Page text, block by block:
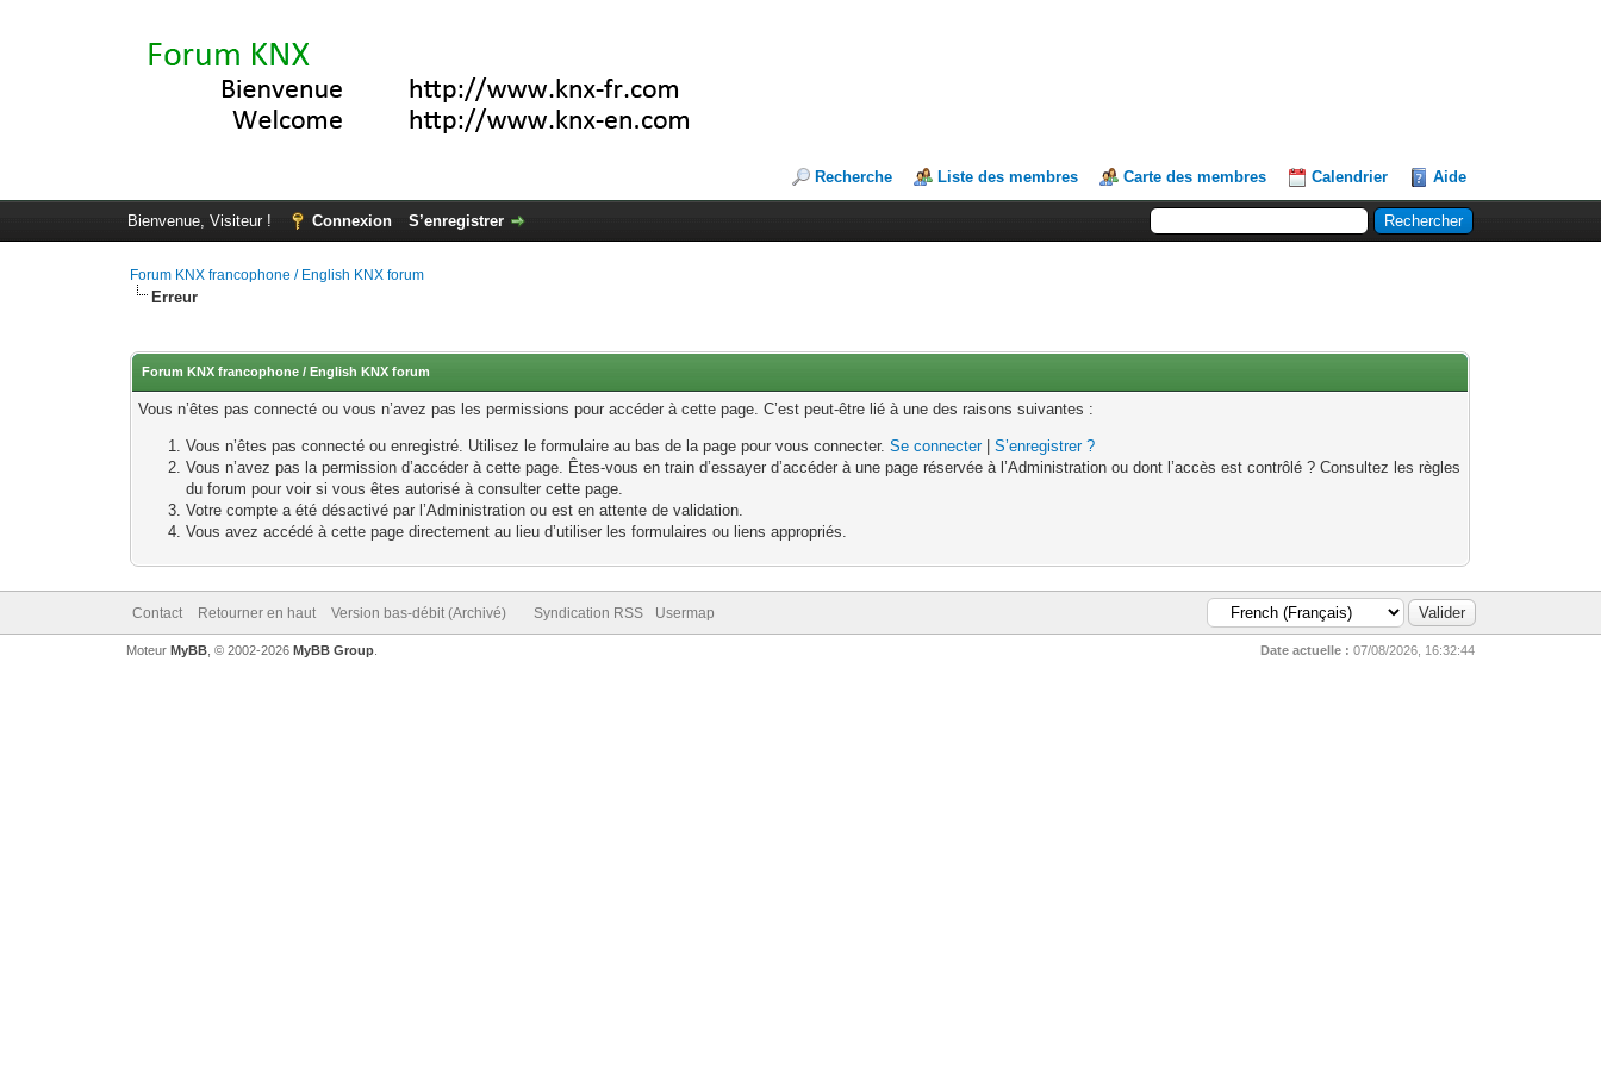
Recherche Liste des membres Carte des membres Calendrier Aide
Bienvenue, Visiteur ! Connexion S’enregistrer
Forum KNX francophone / English KNX forum
Erreur
Forum KNX francophone / English KNX forum
Vous n’êtes pas connecté ou vous n’avez pas les permissions pour accéder à cette page. C’est peut-être lié à une des raisons suivantes :
Vous n’êtes pas connecté ou enregistré. Utilisez le formulaire au bas de la page pour vous connecter.Se connecter|S’enregistrer ?
Vous n’avez pas la permission d’accéder à cette page. Êtes-vous en train d’essayer d’accéder à une page réservée à l’Administration ou dont l’accès est contrôlé ? Consultez les règles
du forum pour voir si vous êtes autorisé à consulter cette page.
Votre compte a été désactivé par l’Administration ou est en attente de validation.
Vous avez accédé à cette page directement au lieu d’utiliser les formulaires ou liens appropriés.
Contact Retourner en haut Version bas-débit (Archivé) Syndication RSS Usermap
Date actuelle : 07/08/2026, 16:32:44
Moteur MyBB, © 2002-2026 MyBB Group.